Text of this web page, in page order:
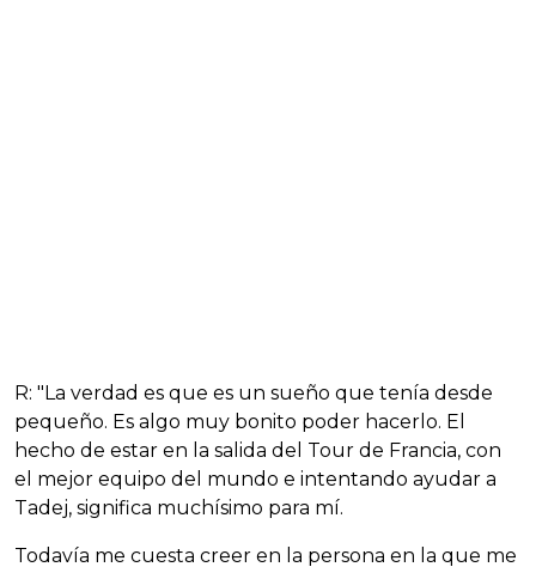
R: "La verdad es que es un sueño que tenía desde
pequeño. Es algo muy bonito poder hacerlo. El
hecho de estar en la salida del Tour de Francia, con
el mejor equipo del mundo e intentando ayudar a
Tadej, significa muchísimo para mí.
Todavía me cuesta creer en la persona en la que me